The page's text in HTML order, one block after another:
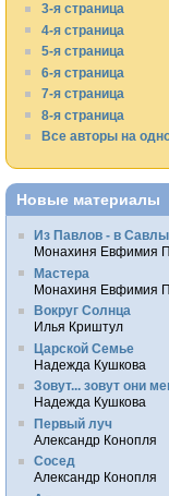
3-я страница
4-я страница
5-я страница
6-я страница
7-я страница
8-я страница
Все авторы на
Новые материалы
Из Павлов - в
Монахиня Евфимия
Мастера
Монахиня Евфимия
Вокруг Солнца
Илья Криштул
Царской Семье
Надежда Кушкова
Зовут... зовут они
Надежда Кушкова
Первый луч
Александр Конопля
Сосед
Александр Конопля